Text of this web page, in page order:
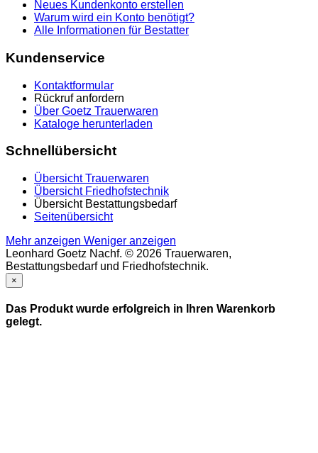
Neues Kundenkonto erstellen
Warum wird ein Konto benötigt?
Alle Informationen für Bestatter
Kundenservice
Kontaktformular
Rückruf anfordern
Über Goetz Trauerwaren
Kataloge herunterladen
Schnellübersicht
Übersicht Trauerwaren
Übersicht Friedhofstechnik
Übersicht Bestattungsbedarf
Seitenübersicht
Mehr anzeigen Weniger anzeigen
Leonhard Goetz Nachf. © 2026 Trauerwaren,
Bestattungsbedarf und Friedhofstechnik.
×
Das Produkt wurde erfolgreich in Ihren Warenkorb
gelegt.